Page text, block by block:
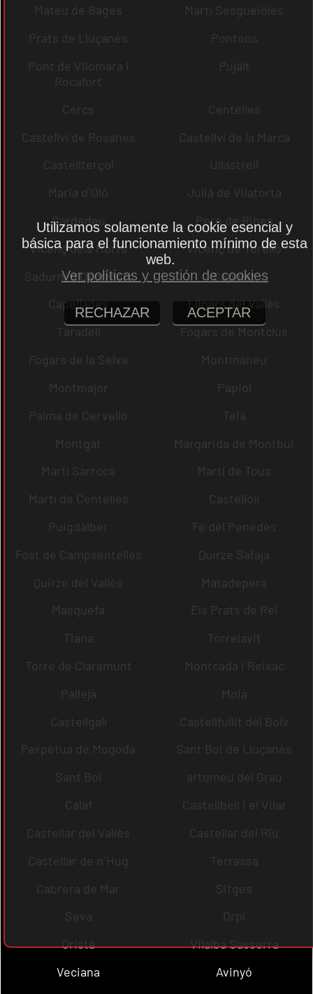
Mateu de Bages
Martí Sesgueioles
Prats de Lluçanès
Pontons
Pont de Vilomara i
Rocafort
Pujalt
Cercs
Centelles
Castellví de Rosanes
Castellví de la Marca
Castellterçol
Ullastrell
Maria d´Oló
Julià de Vilatorta
Cardedeu
Pere de Ribes
Vicenç dels Horts
Vicenç de Torelló
Sadurní d´Osormort
Capolat
Capellades
Llinars del Vallès
Taradell
Fogars de Montclús
Fogars de la Selva
Montmaneu
Montmajor
Papiol
Palma de Cervelló
Teià
Montgat
Margarida de Montbui
Martí Sarroca
Martí de Tous
Martí de Centelles
Castellolí
Puigdàlber
Fe del Penedès
Fost de Campsentelles
Quirze Safaja
Quirze del Vallès
Matadepera
Masquefa
Els Prats de Rei
Tiana
Torrelavit
Torre de Claramunt
Montcada i Reixac
Pallejà
Moià
Castellgalí
Castellfullit del Boix
Perpètua de Mogoda
Sant Boi de Lluçanès
Sant Boi
artomeu del Grau
Calaf
Castellbell i el Vilar
Castellar del Vallès
Castellar del Riu
Castellar de n´Hug
Terrassa
Cabrera de Mar
Sitges
Seva
Orpí
Oristà
Vilalba Sasserra
Veciana
Avinyó
Utilizamos solamente la cookie esencial y
básica para el funcionamiento mínimo de esta
web.
Ver políticas y gestión de cookies
RECHAZAR ACEPTAR